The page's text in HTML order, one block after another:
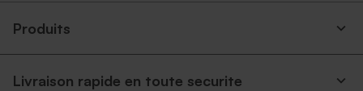
Produits
Livraison rapide en toute securite